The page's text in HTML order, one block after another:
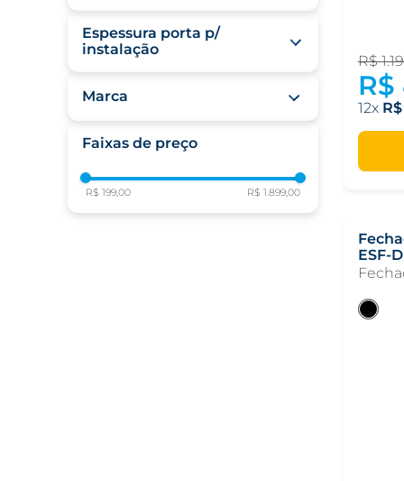
Prata
Espessura porta p/
instalação
50mm
30-80mm de Espessura
Portas de 35mm a
Portas de 30 mm a 60
mm
Marca
Faixas de preço
R$ 199,00 R$ 1.899,00
R$ 1.
R$
12 R$